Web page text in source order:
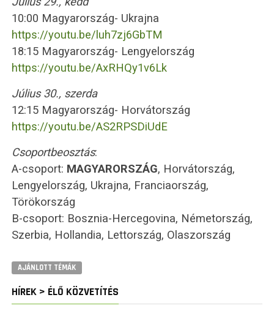
10:00 Magyarország- Ukrajna
https://youtu.be/luh7zj6GbTM
18:15 Magyarország- Lengyelország
https://youtu.be/AxRHQy1v6Lk
Július 30., szerda
12:15 Magyarország- Horvátország
https://youtu.be/AS2RPSDiUdE
Csoportbeosztás:
A-csoport: MAGYARORSZÁG, Horvátország,
Lengyelország, Ukrajna, Franciaország,
Törökország
B-csoport: Bosznia-Hercegovina, Németország,
Szerbia, Hollandia, Lettország, Olaszország
AJÁNLOTT TÉMÁK
HÍREK > ÉLŐ KÖZVETÍTÉS